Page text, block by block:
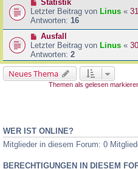
Statistik
Letzter Beitrag von Linus «
Antworten: 16
Ausfall
Letzter Beitrag von Linus «
Antworten: 2
Neues Thema
Themen als gelesen
WER IST ONLINE?
Mitglieder in diesem Forum: 0
BERECHTIGUNGEN IN DIESEM